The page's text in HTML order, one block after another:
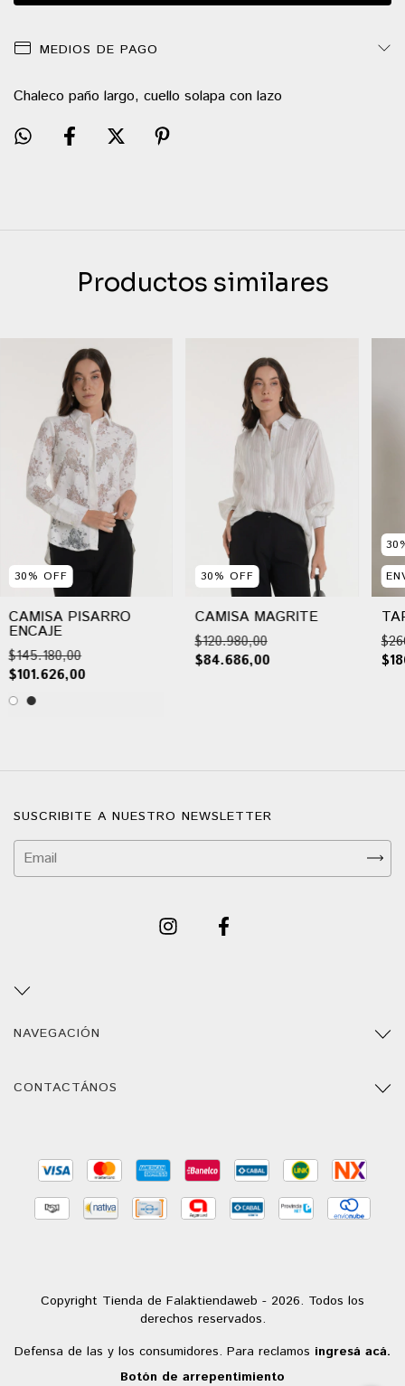
MEDIOS DE PAGO
Chaleco paño largo, cuello solapa con lazo
Productos similares
30% OFF
CAMISA PISARRO
ENCAJE
$145.180,00
$101.626,00
30% OFF
CAMISA MAGRITE
$120.980,00
$84.686,00
30
SUSCRIBITE A NUESTRO NEWSLETTER
NAVEGACIÓN
CONTACTÁNOS
Copyright Tienda de Falaktiendaweb - 2026. Todos los
derechos reservados.
Defensa de las y los consumidores. Para reclamos ingresá acá.
Botón de arrepentimiento